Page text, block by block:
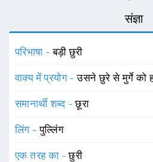
संज्ञा
परिभाषा -बड़ी छुरी
वाक्य में प्रयोग -उसने छुरे से मुर्गे को
समानार्थी शब्द -छूरा
लिंग -पुल्लिंग
एक तरह का -छुरी